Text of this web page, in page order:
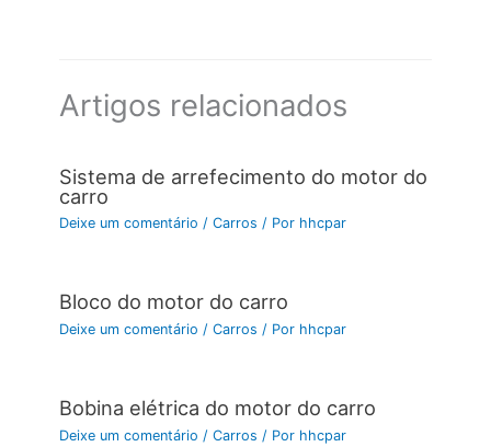
Artigos relacionados
Sistema de arrefecimento do motor do
carro
Deixe um comentário /Carros / Por hhcpar
Bloco do motor do carro
Deixe um comentário /Carros / Por hhcpar
Bobina elétrica do motor do carro
Deixe um comentário /Carros / Por hhcpar